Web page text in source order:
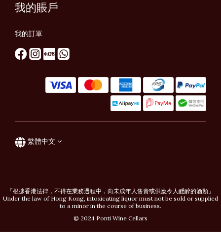
我的賬戶
我的訂單
繁體中文
「根據香港法律，不得在業務過程中，向未成年人售賣或供應令人醺醉的酒類」
Under the law of Hong Kong, intoxicating liquor must not be sold or supplied
to a minor in the course of business.
© 2024 Ponti Wine Cellars